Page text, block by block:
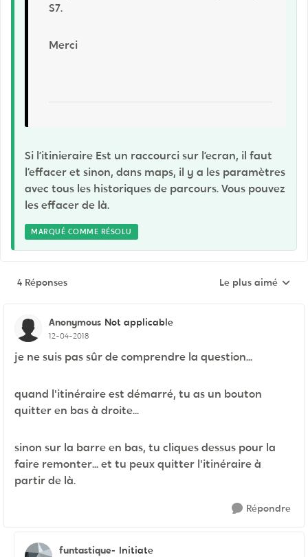
S7.
Merci
Si l’itinieraire Est un raccourci sur l’ecran, il faut
l’effacer et sinon, dans maps, il y a les paramètres
avec tous les historiques de parcours. Vous pouvez
les effacer de là.
MARQUÉ COMME RÉSOLU
4 Réponses Réponses triées
Le plus aimé
Anonymous Not applicable
12-04-2018
je ne suis pas sûr de comprendre la question...
quand l'itinéraire est démarré, tu as un bouton
quitter en bas à droite...
sinon sur la barre en bas, tu cliques dessus pour la
faire remonter... et tu peux quitter l'itinéraire à
partir de là.
Répondre
funtastique- Initiate